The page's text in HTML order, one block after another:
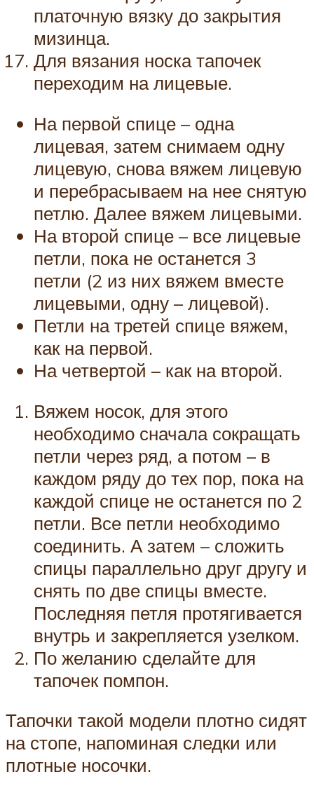
платочную вязку до закрытия
мизинца.
Для вязания носка тапочек
переходим на лицевые.
На первой спице – одна
лицевая, затем снимаем одну
лицевую, снова вяжем лицевую
и перебрасываем на нее снятую
петлю. Далее вяжем лицевыми.
На второй спице – все лицевые
петли, пока не останется 3
петли (2 из них вяжем вместе
лицевыми, одну – лицевой).
Петли на третей спице вяжем,
как на первой.
На четвертой – как на второй.
Вяжем носок, для этого
необходимо сначала сокращать
петли через ряд, а потом – в
каждом ряду до тех пор, пока на
каждой спице не останется по 2
петли. Все петли необходимо
соединить. А затем – сложить
спицы параллельно друг другу и
снять по две спицы вместе.
Последняя петля протягивается
внутрь и закрепляется узелком.
По желанию сделайте для
тапочек помпон.
Тапочки такой модели плотно сидят
на стопе, напоминая следки или
плотные носочки.